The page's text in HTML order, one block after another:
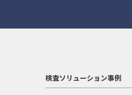
検査ソリューション事例